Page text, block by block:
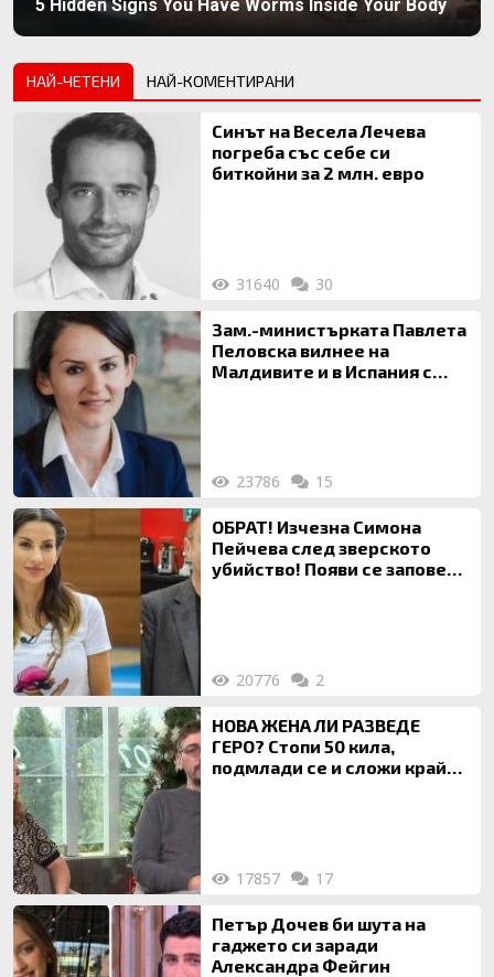
5 Hidden Signs You Have Worms Inside Your Body
НАЙ-ЧЕТЕНИ НАЙ-КОМЕНТИРАНИ
Синът на Весела Лечева
погреба със себе си
биткойни за 2 млн. евро
31640 30
Зам.-министърката Павлета
Пеловска вилнее на
Малдивите и в Испания с
23786 15
ОБРАТ! Изчезна Симона
Пейчева след зверското
убийство! Появи се заповед
20776 2
НОВА ЖЕНА ЛИ РАЗВЕДЕ
ГЕРО? Стопи 50 кила,
подмлади се и сложи край
17857 17
Петър Дочев би шута на
гаджето си заради
Александра Фейгин